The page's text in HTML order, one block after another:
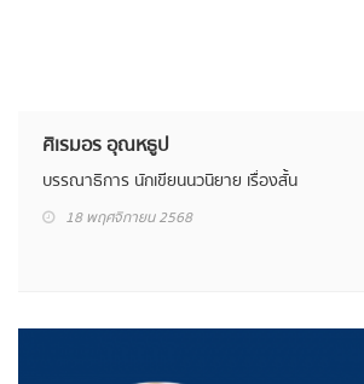
ศิเรมอร อุณหธูป
บรรณาธิการ นักเขียนนวนิยาย เรื่องสั้น
18 พฤศจิกายน 2568